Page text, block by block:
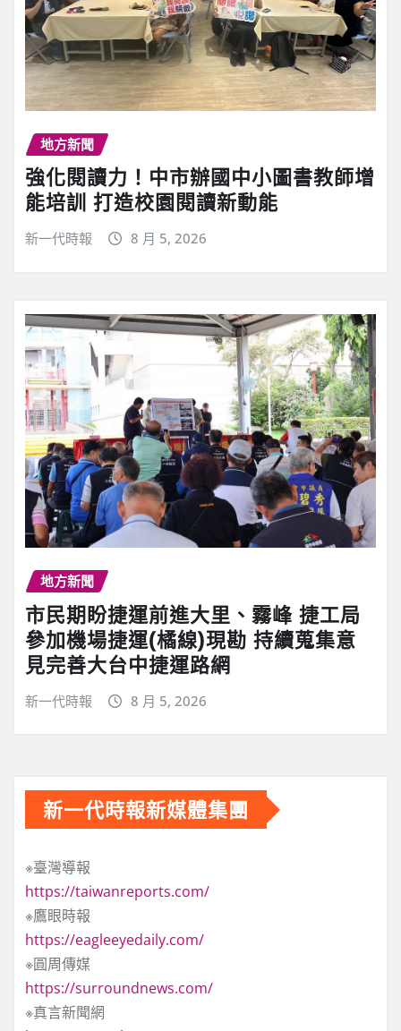
地方新聞
強化閱讀力！中市辦國中小圖書教師增
能培訓 打造校園閱讀新動能
新一代時報 8 月 5, 2026
地方新聞
市民期盼捷運前進大里、霧峰 捷工局
參加機場捷運(橘線)現勘 持續蒐集意
見完善大台中捷運路網
新一代時報 8 月 5, 2026
新一代時報新媒體集團
※臺灣導報
https://taiwanreports.com/
※鷹眼時報
https://eagleeyedaily.com/
※圓周傳媒
https://surroundnews.com/
※真言新聞網